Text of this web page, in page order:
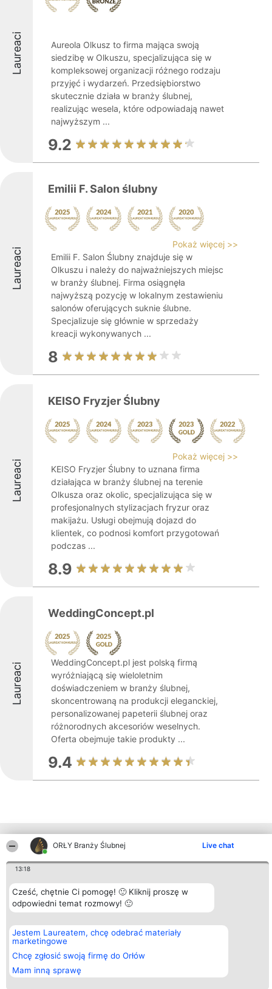
ORŁY Branży Ślubnej Live chat
13:18
Cześć, chętnie Ci pomogę! 🙂 Kliknij proszę w
odpowiedni temat rozmowy! 🙂
Jestem Laureatem, chcę odebrać materiały
marketingowe
Chcę zgłosić swoją firmę do Orłów
Mam inną sprawę
Laureaci
Aureola Olkusz to firma mająca swoją
siedzibę w Olkuszu, specjalizująca się w
kompleksowej organizacji różnego rodzaju
przyjęć i wydarzeń. Przedsiębiorstwo
skutecznie działa w branży ślubnej,
realizując wesela, które odpowiadają nawet
najwyższym ...
9.2
Laureaci
Emilii F. Salon ślubny
Pokaż więcej >>
Emilii F. Salon Ślubny znajduje się w
Olkuszu i należy do najważniejszych miejsc
w branży ślubnej. Firma osiągnęła
najwyższą pozycję w lokalnym zestawieniu
salonów oferujących suknie ślubne.
Specjalizuje się głównie w sprzedaży
kreacji wykonywanych ...
8
Laureaci
KEISO Fryzjer Ślubny
Pokaż więcej >>
KEISO Fryzjer Ślubny to uznana firma
działająca w branży ślubnej na terenie
Olkusza oraz okolic, specjalizująca się w
profesjonalnych stylizacjach fryzur oraz
makijażu. Usługi obejmują dojazd do
klientek, co podnosi komfort przygotowań
podczas ...
8.9
Laureaci
WeddingConcept.pl
WeddingConcept.pl jest polską firmą
wyróżniającą się wieloletnim
doświadczeniem w branży ślubnej,
skoncentrowaną na produkcji eleganckiej,
personalizowanej papeterii ślubnej oraz
różnorodnych akcesoriów weselnych.
Oferta obejmuje takie produkty ...
9.4
Inne firmy z województwa
Organizator plebiscytu
Bright Side Solutions sp. z o.
o. sp. k.
ul. Ruska 22
KRS 0000749100 | Regon
381313360 | NIP 8943132676
+48 508 492 400
Plebiscyt
Laureaci
Lista
wszystkich
Zasady
Prywatności
Kontakt
Kontakt